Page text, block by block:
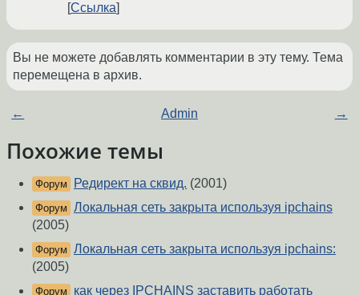
Ссылка
Вы не можете добавлять комментарии в эту тему. Тема
перемещена в архив.
← Admin →
Похожие темы
Форум Редирект на сквид. (2001)
Форум Локальная сеть закрыта используя ipchains
(2005)
Форум Локальная сеть закрыта используя ipchains:
(2005)
Форум как через IPCHAINS заставить работать